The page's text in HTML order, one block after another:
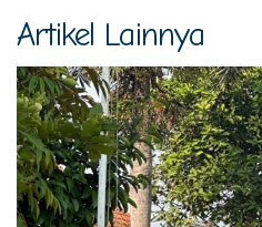
Artikel Lainnya